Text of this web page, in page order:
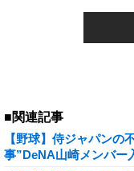
■関連記事
【野球】侍ジャパン
事”DeNA山崎メンバー